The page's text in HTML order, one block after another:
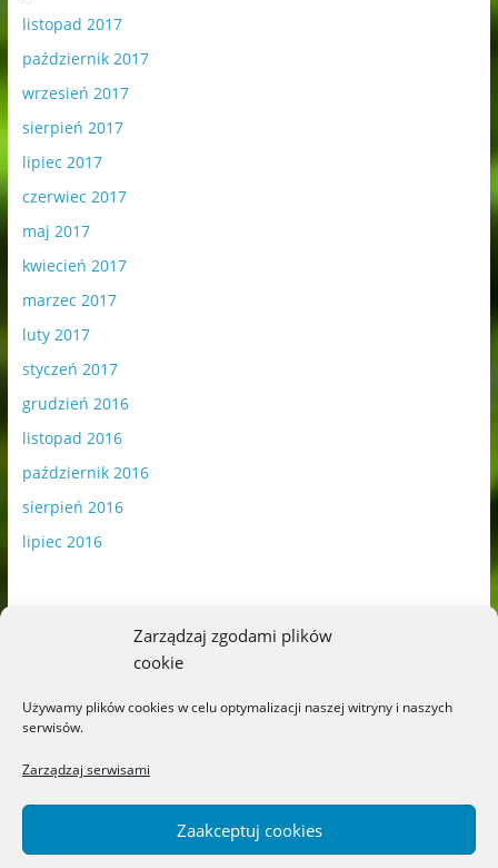
Zarządzaj zgodami plików
cookie
Używamy plików cookies w celu optymalizacji naszej witryny i naszych
serwisów.
Zarządzaj serwisami
Zaakceptuj cookies
listopad 2017
październik 2017
wrzesień 2017
sierpień 2017
lipiec 2017
czerwiec 2017
maj 2017
kwiecień 2017
marzec 2017
luty 2017
styczeń 2017
grudzień 2016
listopad 2016
październik 2016
sierpień 2016
lipiec 2016